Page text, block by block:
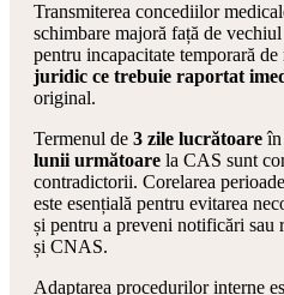
Transmiterea concediilor
schimbare majoră față de
pentru incapacitate temporară
juridic ce trebuie raportat
original.
Termenul de 3 zile lucrătoareîn
lunii următoare la CAS sunt
contradictorii. Corelarea
este esențială pentru evitarea
și pentru a preveni notificări
și CNAS.
Adaptarea procedurilor interne